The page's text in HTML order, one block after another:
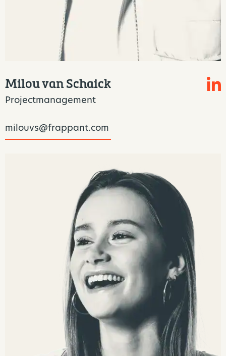
Milou van Schaick
Projectmanagement
milouvs@frappant.com